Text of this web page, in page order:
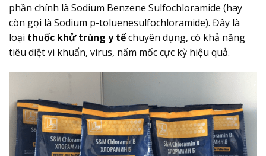
phần chính là Sodium Benzene Sulfochloramide (hay
còn gọi là Sodium p-toluenesulfochloramide). Đây là
loại thuốc khử trùng y tếchuyên dụng, có khả năng
tiêu diệt vi khuẩn, virus, nấm mốc cực kỳ hiệu quả.